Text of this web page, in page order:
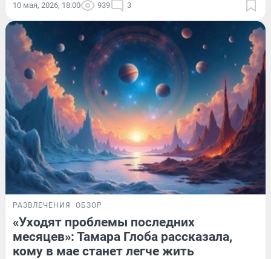
10 мая, 2026, 18:00 939 3
РАЗВЛЕЧЕНИЯ ОБЗОР
«Уходят проблемы последних
месяцев»: Тамара Глоба рассказала,
кому в мае станет легче жить